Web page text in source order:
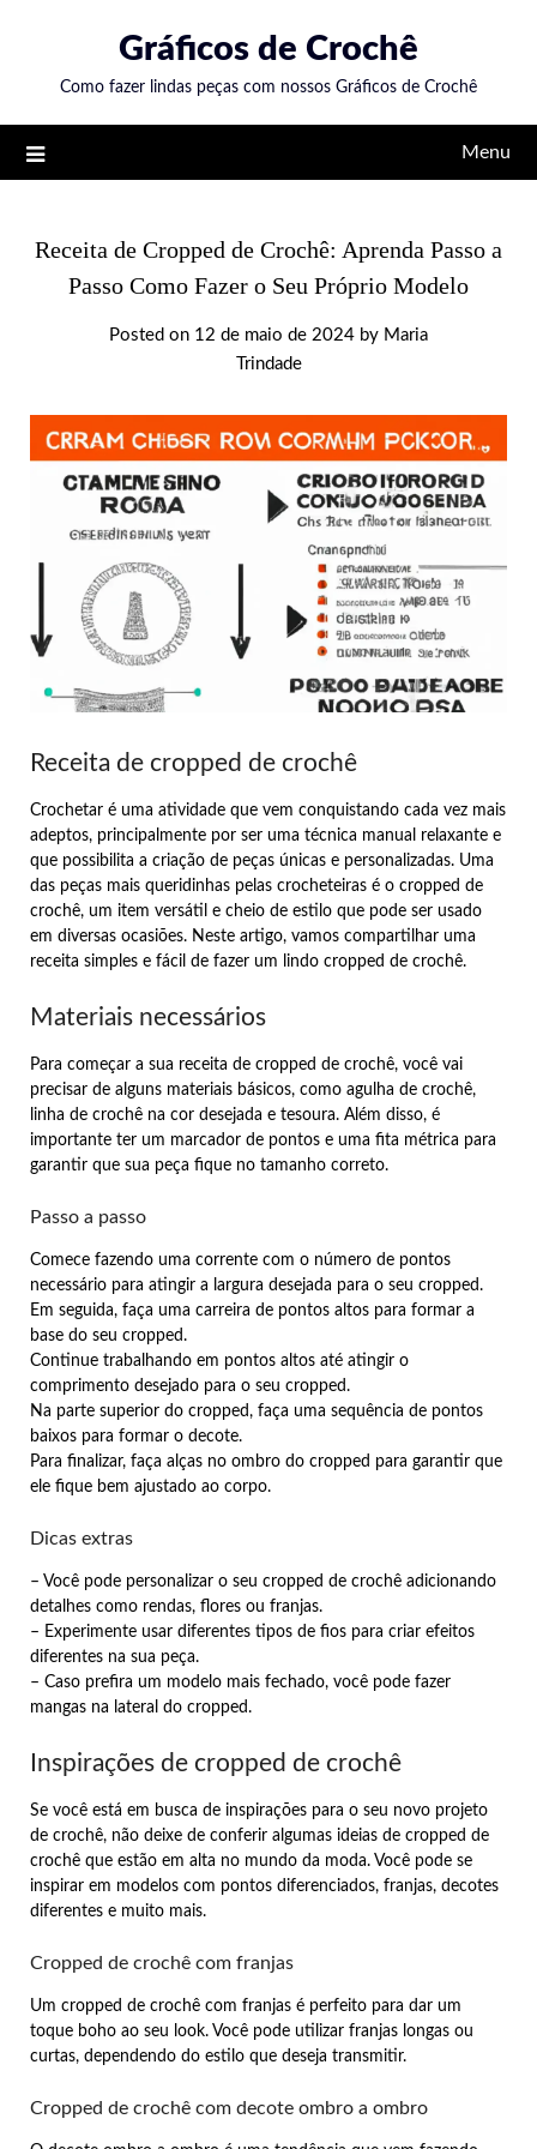
content
Gráficos de Crochê
Como fazer lindas peças com nossos Gráficos de Crochê
Menu
Receita de Cropped de Crochê: Aprenda Passo a
Passo Como Fazer o Seu Próprio Modelo
Posted on 12 de maio de 2024 by Maria
Trindade
Receita de cropped de crochê
Crochetar é uma atividade que vem conquistando cada vez mais
adeptos, principalmente por ser uma técnica manual relaxante e
que possibilita a criação de peças únicas e personalizadas. Uma
das peças mais queridinhas pelas crocheteiras é o cropped de
crochê, um item versátil e cheio de estilo que pode ser usado
em diversas ocasiões. Neste artigo, vamos compartilhar uma
receita simples e fácil de fazer um lindo cropped de crochê.
Materiais necessários
Para começar a sua receita de cropped de crochê, você vai
precisar de alguns materiais básicos, como agulha de crochê,
linha de crochê na cor desejada e tesoura. Além disso, é
importante ter um marcador de pontos e uma fita métrica para
garantir que sua peça fique no tamanho correto.
Passo a passo
Comece fazendo uma corrente com o número de pontos
necessário para atingir a largura desejada para o seu cropped.
Em seguida, faça uma carreira de pontos altos para formar a
base do seu cropped.
Continue trabalhando em pontos altos até atingir o
comprimento desejado para o seu cropped.
Na parte superior do cropped, faça uma sequência de pontos
baixos para formar o decote.
Para finalizar, faça alças no ombro do cropped para garantir que
ele fique bem ajustado ao corpo.
Dicas extras
– Você pode personalizar o seu cropped de crochê adicionando
detalhes como rendas, flores ou franjas.
– Experimente usar diferentes tipos de fios para criar efeitos
diferentes na sua peça.
– Caso prefira um modelo mais fechado, você pode fazer
mangas na lateral do cropped.
Inspirações de cropped de crochê
Se você está em busca de inspirações para o seu novo projeto
de crochê, não deixe de conferir algumas ideias de cropped de
crochê que estão em alta no mundo da moda. Você pode se
inspirar em modelos com pontos diferenciados, franjas, decotes
diferentes e muito mais.
Cropped de crochê com franjas
Um cropped de crochê com franjas é perfeito para dar um
toque boho ao seu look. Você pode utilizar franjas longas ou
curtas, dependendo do estilo que deseja transmitir.
Cropped de crochê com decote ombro a ombro